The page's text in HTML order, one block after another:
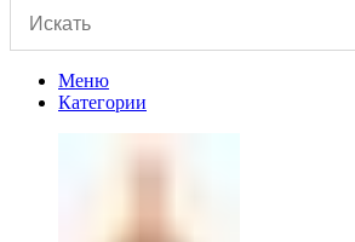
Меню
Категории